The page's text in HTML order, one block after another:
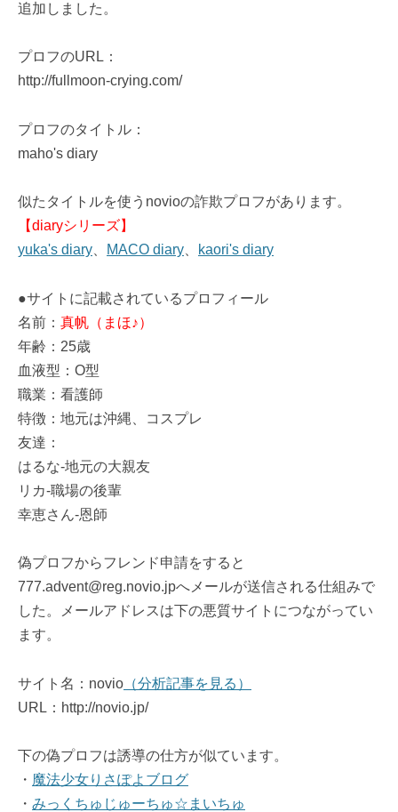
追加しました。
プロフのURL：
http://fullmoon-crying.com/
プロフのタイトル：
maho's diary
似たタイトルを使うnovioの詐欺プロフがあります。
【diaryシリーズ】
yuka's diary
MACO diary kaori's diary
●サイトに記載されているプロフィール
名前： 真帆（まほ♪）
年齢：25歳
血液型：O型
職業：看護師
特徴：地元は沖縄、コスプレ
友達：
はるな-地元の大親友
リカ-職場の後輩
幸恵さん-恩師
偽プロフからフレンド申請をすると
777.advent@reg.novio.jpへメールが送信される仕組みで
した。メールアドレスは下の悪質サイトにつながってい
ます。
サイト名：novio （分析記事を見る）
URL：http://novio.jp/
下の偽プロフは誘導の仕方が似ています。
・ 魔法少女りさぽよブログ
・ みっくちゅじゅーちゅ☆まいちゅ